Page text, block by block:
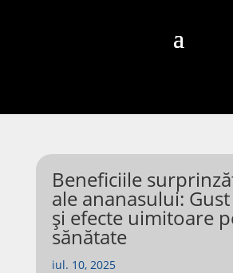
Beneficiile
ale ananasului:
și efecte uimitoare
sănătate
iul. 10, 2025